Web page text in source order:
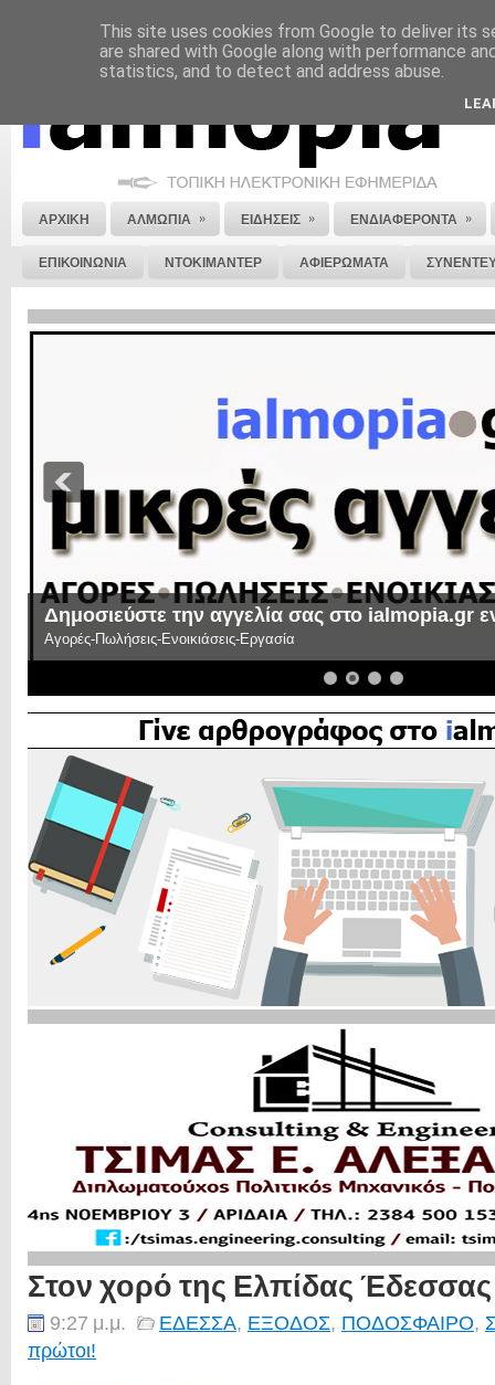
ΝΟΜΙΚΗ ΣΗΜΕΙΩΣΗ ΔΙΑΦΗΜΙΣΗ ΕΠΙΚΟΙΝΩΝΙΑ ΣΤΕΙΛΕ ΜΑΣ
ΑΡΧΙΚΗ ΑΛΜΩΠΙΑ » ΕΙΔΗΣΕΙΣ » ΕΝΔΙΑΦΕΡΟΝΤΑ »
ΕΠΙΚΟΙΝΩΝΙΑ ΝΤΟΚΙΜΑΝΤΕΡ ΑΦΙΕΡΩΜΑΤΑ
Δημοσιεύστε την αγγελία σας στο ialmopia.gr
Αγορές-Πωλήσεις-Ενοικιάσεις-Εργασία
Στον χορό της Ελπίδας
9:27 μ.μ. ΕΔΕΣΣΑ, ΕΞΟΔΟΣ, ΠΟΔΟΣΦΑΙΡΟ,
πρώτοι!
This site uses cookies from Google to deliver its
are shared with Google along with performance
statistics, and to detect and address abuse.